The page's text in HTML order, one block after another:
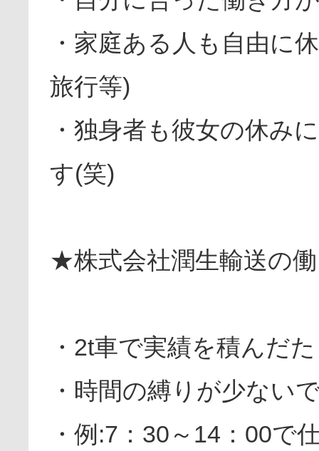
・家庭ある人も自由に
旅行等)
・独身者も彼女の休み
す(笑)
★株式会社潤生輸送の
・2t車で実績を積んだ
・時間の縛りが少ない
・例:7：30～14：00で